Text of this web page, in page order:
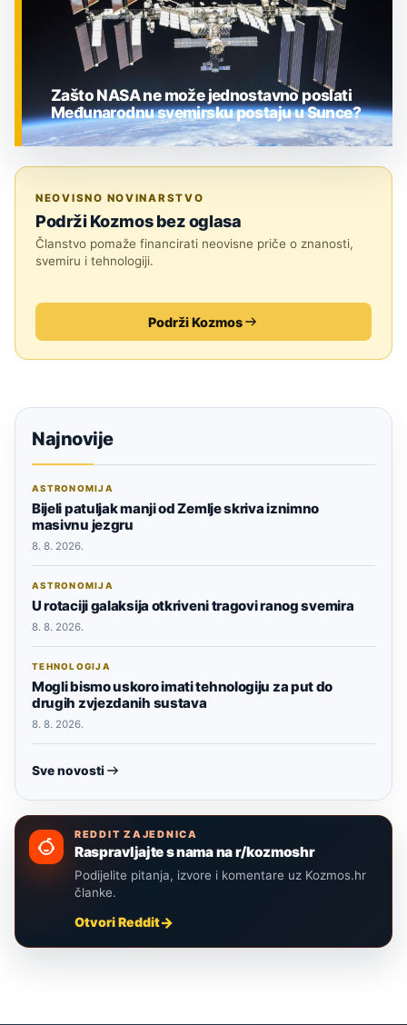
Zašto NASA ne može jednostavno poslati
Međunarodnu svemirsku postaju u Sunce?
NEOVISNO NOVINARSTVO
Podrži Kozmos bez oglasa
Članstvo pomaže financirati neovisne priče o znanosti,
svemiru i tehnologiji.
Podrži Kozmos
Najnovije
ASTRONOMIJA
Bijeli patuljak manji od Zemlje skriva iznimno
masivnu jezgru
8. 8. 2026.
ASTRONOMIJA
U rotaciji galaksija otkriveni tragovi ranog svemira
8. 8. 2026.
TEHNOLOGIJA
Mogli bismo uskoro imati tehnologiju za put do
drugih zvjezdanih sustava
8. 8. 2026.
Sve novosti
REDDIT ZAJEDNICA
Raspravljajte s nama na r/kozmoshr
Podijelite pitanja, izvore i komentare uz Kozmos.hr
članke.
Otvori Reddit